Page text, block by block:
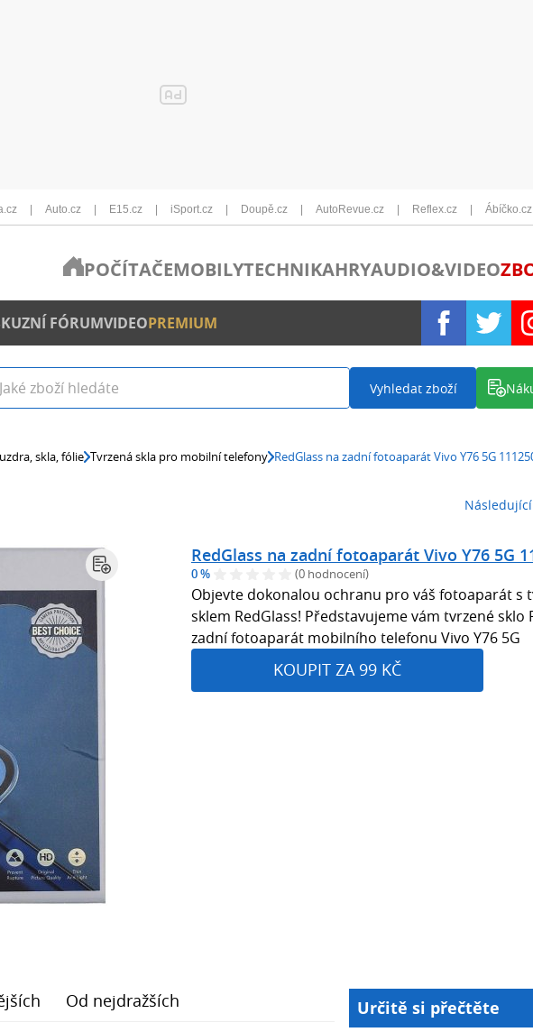
Auto.cz E15.cz iSport.cz Doupě.cz AutoRevue.cz Reflex.cz Ábíčko.cz
POČÍTAČEMOBILYTECHNIKAHRYAUDIO&VIDEO
FÓRUMVIDEOPREMIUM
Vyhledat zboží
skla, fólie Tvrzená skla pro mobilní telefony RedGlass na zadní fotoaparát Vivo Y76 5G
RedGlass na zadní fotoaparát Vivo Y76 5G
0 % (0 hodnocení)
Objevte dokonalou ochranu pro váš fotoaparát s
sklem RedGlass! Představujeme vám tvrzené sklo
zadní fotoaparát mobilního telefonu Vivo Y76 5G
KOUPIT ZA 99 KČ
Od nejdražších Určitě si přečtěte